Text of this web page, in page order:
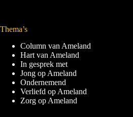
Thema’s
Column van Ameland
Hart van Ameland
In gesprek met
Jong op Ameland
Ondernemend
Verliefd op Ameland
Zorg op Ameland